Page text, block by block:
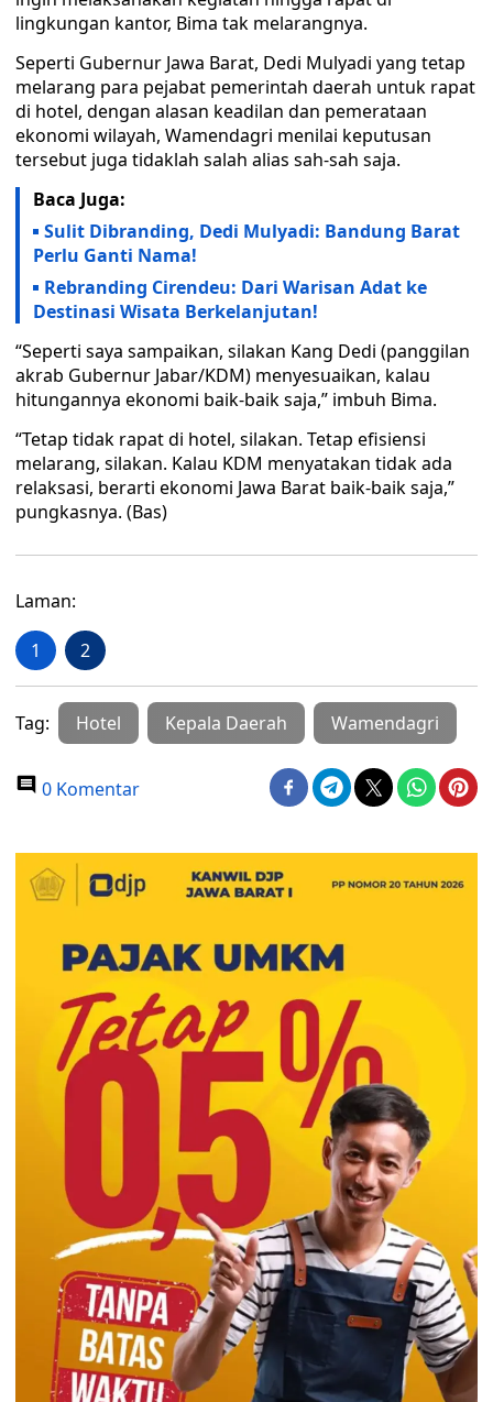
lingkungan kantor, Bima tak melarangnya.
Seperti Gubernur Jawa Barat, Dedi Mulyadi yang tetap
melarang para pejabat pemerintah daerah untuk rapat
di hotel, dengan alasan keadilan dan pemerataan
ekonomi wilayah, Wamendagri menilai keputusan
tersebut juga tidaklah salah alias sah-sah saja.
Baca Juga:
Sulit Dibranding, Dedi Mulyadi: Bandung Barat
Perlu Ganti Nama!
Rebranding Cirendeu: Dari Warisan Adat ke
Destinasi Wisata Berkelanjutan!
“Seperti saya sampaikan, silakan Kang Dedi (panggilan
akrab Gubernur Jabar/KDM) menyesuaikan, kalau
hitungannya ekonomi baik-baik saja,” imbuh Bima.
“Tetap tidak rapat di hotel, silakan. Tetap efisiensi
melarang, silakan. Kalau KDM menyatakan tidak ada
relaksasi, berarti ekonomi Jawa Barat baik-baik saja,”
pungkasnya. (Bas)
Laman:
1 2
Tag: Hotel Kepala Daerah Wamendagri
0 Komentar